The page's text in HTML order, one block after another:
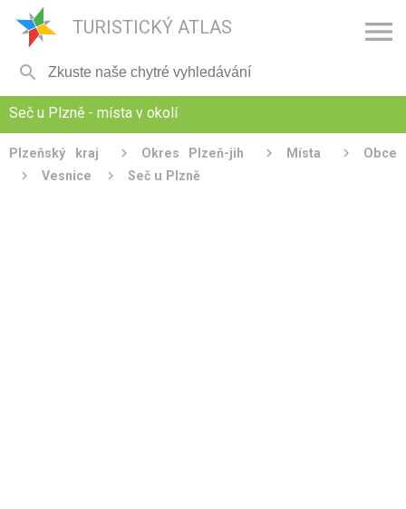
TURISTICKÝ ATLAS 

Seč u Plzně - místa v okolí
Plzeňský kraj Okres Plzeň-jih Místa
Obce
Vesnice
Seč u Plzně